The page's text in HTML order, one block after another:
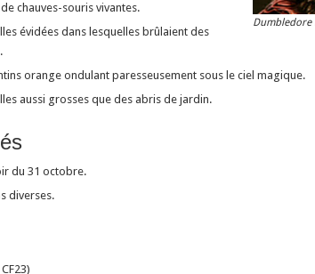
Dumbledore
chauves-souris vivantes.
évidées dans lesquelles brûlaient des
orange ondulant paresseusement sous le ciel magique.
aussi grosses que des abris de jardin.
du 31 octobre.
diverses.